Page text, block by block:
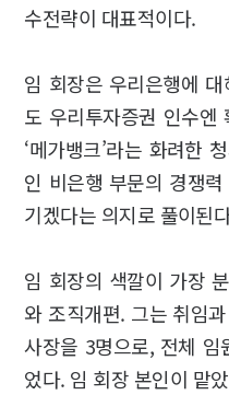
수전략이 대표적이다.
임 회장은 우리은행에
도 우리투자증권 인수엔
‘메가뱅크’라는 화려한
인 비은행 부문의 경쟁
기겠다는 의지로 풀이된
임 회장의 색깔이 가장
와 조직개편. 그는 취임
사장을 3명으로, 전체
었다. 임 회장 본인이 맡